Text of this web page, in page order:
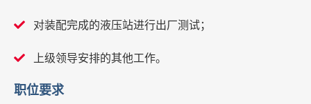
对装配完成的液压站进行出厂测试；
上级领导安排的其他工作。
职位要求